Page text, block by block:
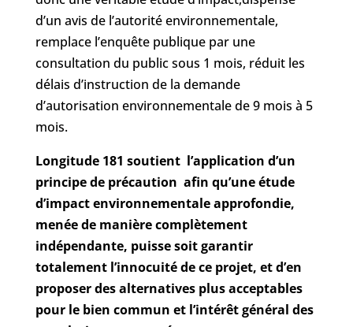
d’un avis de l’autorité environnementale,
remplace l’enquête publique par une
consultation du public sous 1 mois, réduit les
délais d’instruction de la demande
d’autorisation environnementale de 9 mois à 5
mois.
Longitude 181 soutient l’application d’un
principe de précaution afin qu’une étude
d’impact environnementale approfondie,
menée de manière complètement
indépendante, puisse soit garantir
totalement l’innocuité de ce projet, et d’en
proposer des alternatives plus acceptables
pour le bien commun et l’intérêt général des